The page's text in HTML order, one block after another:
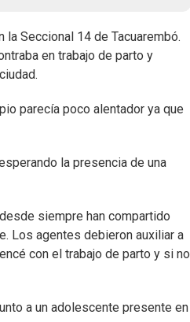
la Seccional 14 de Tacuarembó.
en trabajo de parto y
parecía poco alentador ya que
la presencia de una
siempre han compartido
Los agentes debieron auxiliar a
con el trabajo de parto y si no
a un adolescente presente en